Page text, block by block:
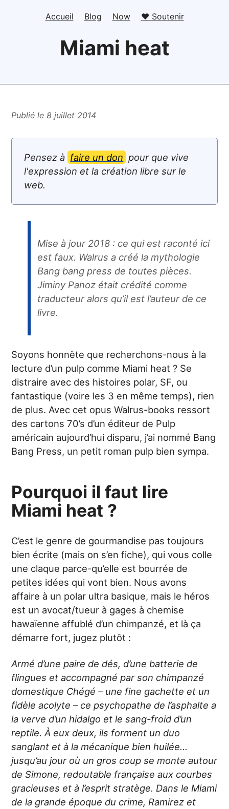
Accueil Blog Now ❤️ Soutenir
Miami heat
Publié le 8 juillet 2014
Pensez à faire un don pour que vive
l'expression et la création libre sur le
web.
Mise à jour 2018 : ce qui est raconté ici
est faux. Walrus a créé la mythologie
Bang bang press de toutes pièces.
Jiminy Panoz était crédité comme
traducteur alors qu’il est l’auteur de ce
livre.
Soyons honnête que recherchons-nous à la
lecture d’un pulp comme Miami heat ? Se
distraire avec des histoires polar, SF, ou
fantastique (voire les 3 en même temps), rien
de plus. Avec cet opus Walrus-books ressort
des cartons 70’s d’un éditeur de Pulp
américain aujourd’hui disparu, j’ai nommé Bang
Bang Press, un petit roman pulp bien sympa.
Pourquoi il faut lire
Miami heat ?
C’est le genre de gourmandise pas toujours
bien écrite (mais on s’en fiche), qui vous colle
une claque parce-qu’elle est bourrée de
petites idées qui vont bien. Nous avons
affaire à un polar ultra basique, mais le héros
est un avocat/tueur à gages à chemise
hawaïenne affublé d’un chimpanzé, et là ça
démarre fort, jugez plutôt :
Armé d’une paire de dés, d’une batterie de
flingues et accompagné par son chimpanzé
domestique Chégé – une fine gachette et un
fidèle acolyte – ce psychopathe de l’asphalte a
la verve d’un hidalgo et le sang-froid d’un
reptile. À eux deux, ils forment un duo
sanglant et à la mécanique bien huilée…
jusqu’au jour où un gros coup se monte autour
de Simone, redoutable française aux courbes
gracieuses et à l’esprit stratège. Dans le Miami
de la grande époque du crime, Ramirez et